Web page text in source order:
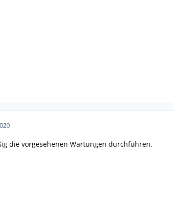
die vorgesehenen Wartungen durchführen.